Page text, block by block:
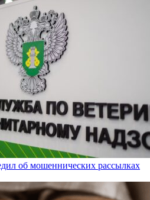
об мошеннических рассылках